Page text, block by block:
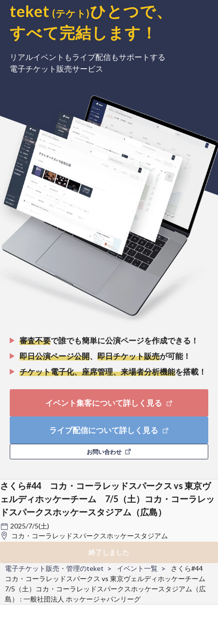
teket (テケト)ひとつで、
すべて完結 します ！
リアルイベントもライブ配信もサポートする
電子チケット販売サービス
審査不要で誰でも簡単に公演ページを作成できる！
即日公演ページ公開
即日チケット販売が可能！
チケット電子化、座席管理、来場者分析機能を搭載！
イベント集客について詳しく見る
ライブ配信について詳しく見る
お問い合わせ
さくら#44 コカ・コーラレッドスパークス vs 東京ヴ
ェルディホッケーチーム 7/5（土）コカ・コーラレッ
ドスパークスホッケースタジアム（広島）
2025/7/5(土)
コカ・コーラレッドスパークスホッケースタジアム
終了しました
電子チケット販売・管理のteket
イベント一覧
さくら#44
コカ・コーラレッドスパークス vs 東京ヴェルディホッケーチーム
7/5（土）コカ・コーラレッドスパークスホッケースタジアム（広
島） : 一般社団法人 ホッケージャパンリーグ